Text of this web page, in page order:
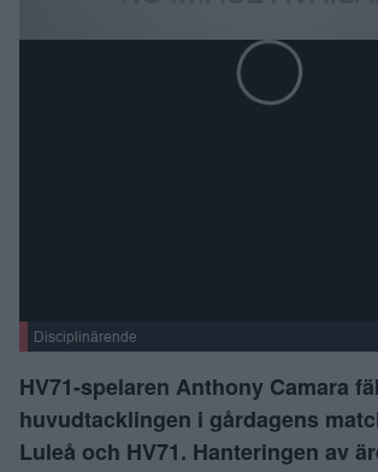
Disciplinärende
HV71-spelaren Anthony Camara
huvudtacklingen i gårdagens
Luleå och HV71. Hanteringen av